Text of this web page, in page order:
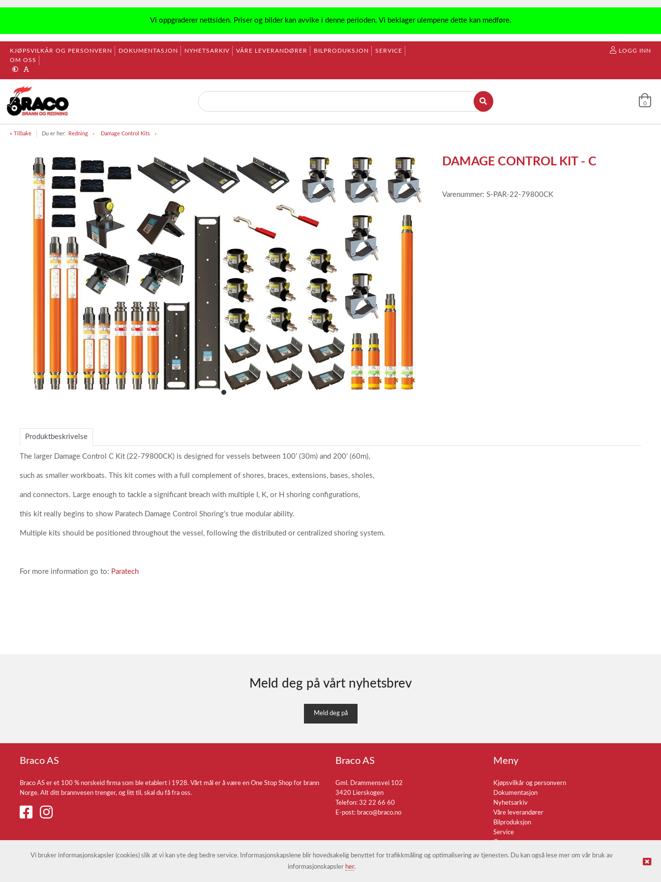
Vi oppgraderer nettsiden. Priser og bilder kan avvike i denne perioden. Vi beklager ulempene dette kan medføre.
KJØPSVILKÅR OG PERSONVERN DOKUMENTASJON NYHETSARKIV VÅRE LEVERANDØRER BILPRODUKSJON
SERVICE
OM OSS
LOGG INN
0
« Tilbake Du er her: Redning Damage Control Kits
item
of
DAMAGE CONTROL KIT - C
Varenummer: S-PAR-22-79800CK
Produktbeskrivelse
The larger Damage Control C Kit (22-79800CK) is designed for vessels between 100’ (30m) and 200’ (60m),
such as smaller workboats. This kit comes with a full complement of shores, braces, extensions, bases, sholes,
and connectors. Large enough to tackle a significant breach with multiple I, K, or H shoring configurations,
this kit really begins to show Paratech Damage Control Shoring’s true modular ability.
Multiple kits should be positioned throughout the vessel, following the distributed or centralized shoring system.
For more information go to: Paratech
Meld deg på vårt nyhetsbrev
Meld deg på
Braco AS
Braco AS er et 100 % norskeid firma som ble etablert i 1928. Vårt mål er å være en One Stop Shop for brann
Norge. Alt ditt brannvesen trenger, og litt til, skal du få fra oss.
Braco AS
Gml. Drammensvei 102
3420 Lierskogen
Telefon: 32 22 66 60
E-post: braco@braco.no
Meny
Kjøpsvilkår og personvern
Dokumentasjon
Nyhetsarkiv
Våre leverandører
Bilproduksjon
Service
Vi bruker informasjonskapsler (cookies) slik at vi kan yte deg bedre service. Informasjonskapslene blir hovedsakelig benyttet for trafikkmåling og optimalisering av tjenesten. Du kan også lese mer om vår bruk av
informasjonskapsler her.